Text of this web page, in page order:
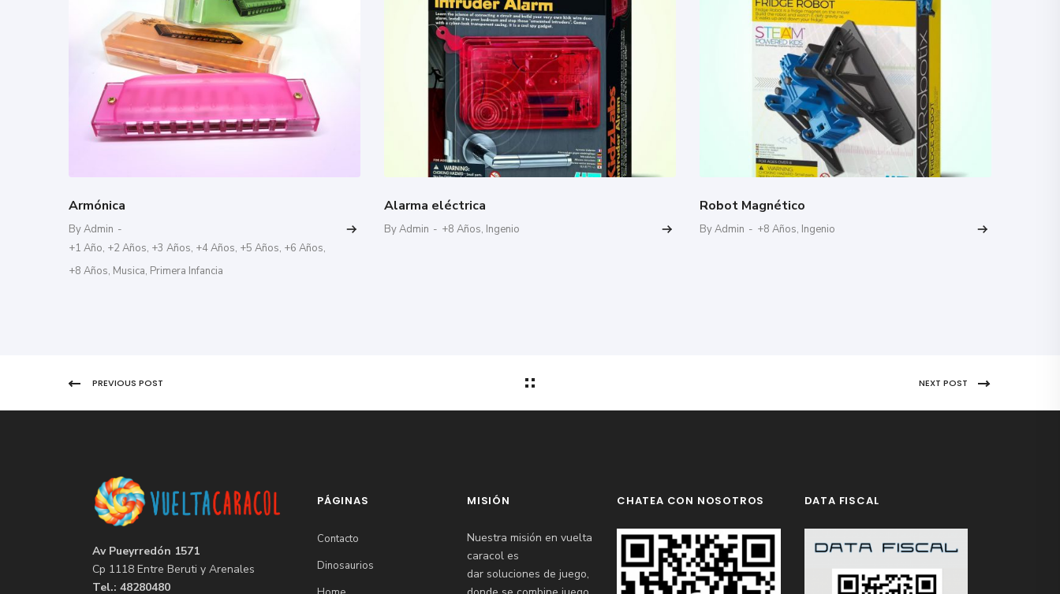
Armónica
By Admin -
+1 Año, +2 Años, +3 Años, +4 Años, +5 Años, +6 Años,
+8 Años, Musica, Primera Infancia
Alarma eléctrica
By Admin - +8 Años, Ingenio
Robot Magnético
By Admin - +8 Años, Ingenio
PREVIOUS POST NEXT POST
Av Pueyrredón 1571
Cp 1118 Entre Beruti y Arenales
Tel.: 48280480
PÁGINAS
Contacto
Dinosaurios
MISIÓN
Nuestra misión en vuelta
caracol es
dar soluciones de juego,
CHATEA CON NOSOTROS DATA FISCAL